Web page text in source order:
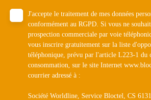
J'accepte le traitement de mes données
conformément au RGPD. Si vous ne
prospection commerciale par voie
vous inscrire gratuitement sur la liste
téléphonique, prévu par l'article L223-1 du
consommation, sur le site Internet
courrier adressé à :
Société Worldline, Service Bloctel, CS